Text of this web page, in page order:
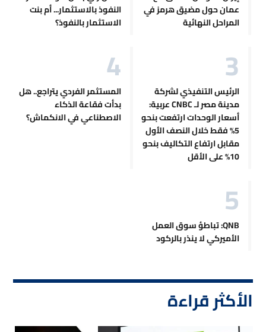
عمان حول مضيق هرمز في
المراحل النهائية
النفوذ بالاستثمار... أم بنت
الاستثمار بالنفوذ؟
الرئيس التنفيذي لشركة
مدينة مصر لـ CNBC عربية:
أسعار الوحدات ارتفعت بنحو
5% فقط خلال النصف الأول
مقابل ارتفاع التكاليف بنحو
10% على الأقل
المستثمر الفردي يتراجع.. هل
بدأت فقاعة الذكاء
الاصطناعي في الانكماش؟
QNB: تباطؤ سوق العمل
الأميركي لا ينذر بالركود
الأكثر قراءة